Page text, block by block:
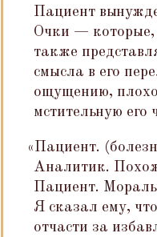
Пациент
Очки — которые,
также
смысла в его
ощущению,
мстительную его
«Пациент.
Аналитик.
Пациент.
Я сказал ему,
отчасти за